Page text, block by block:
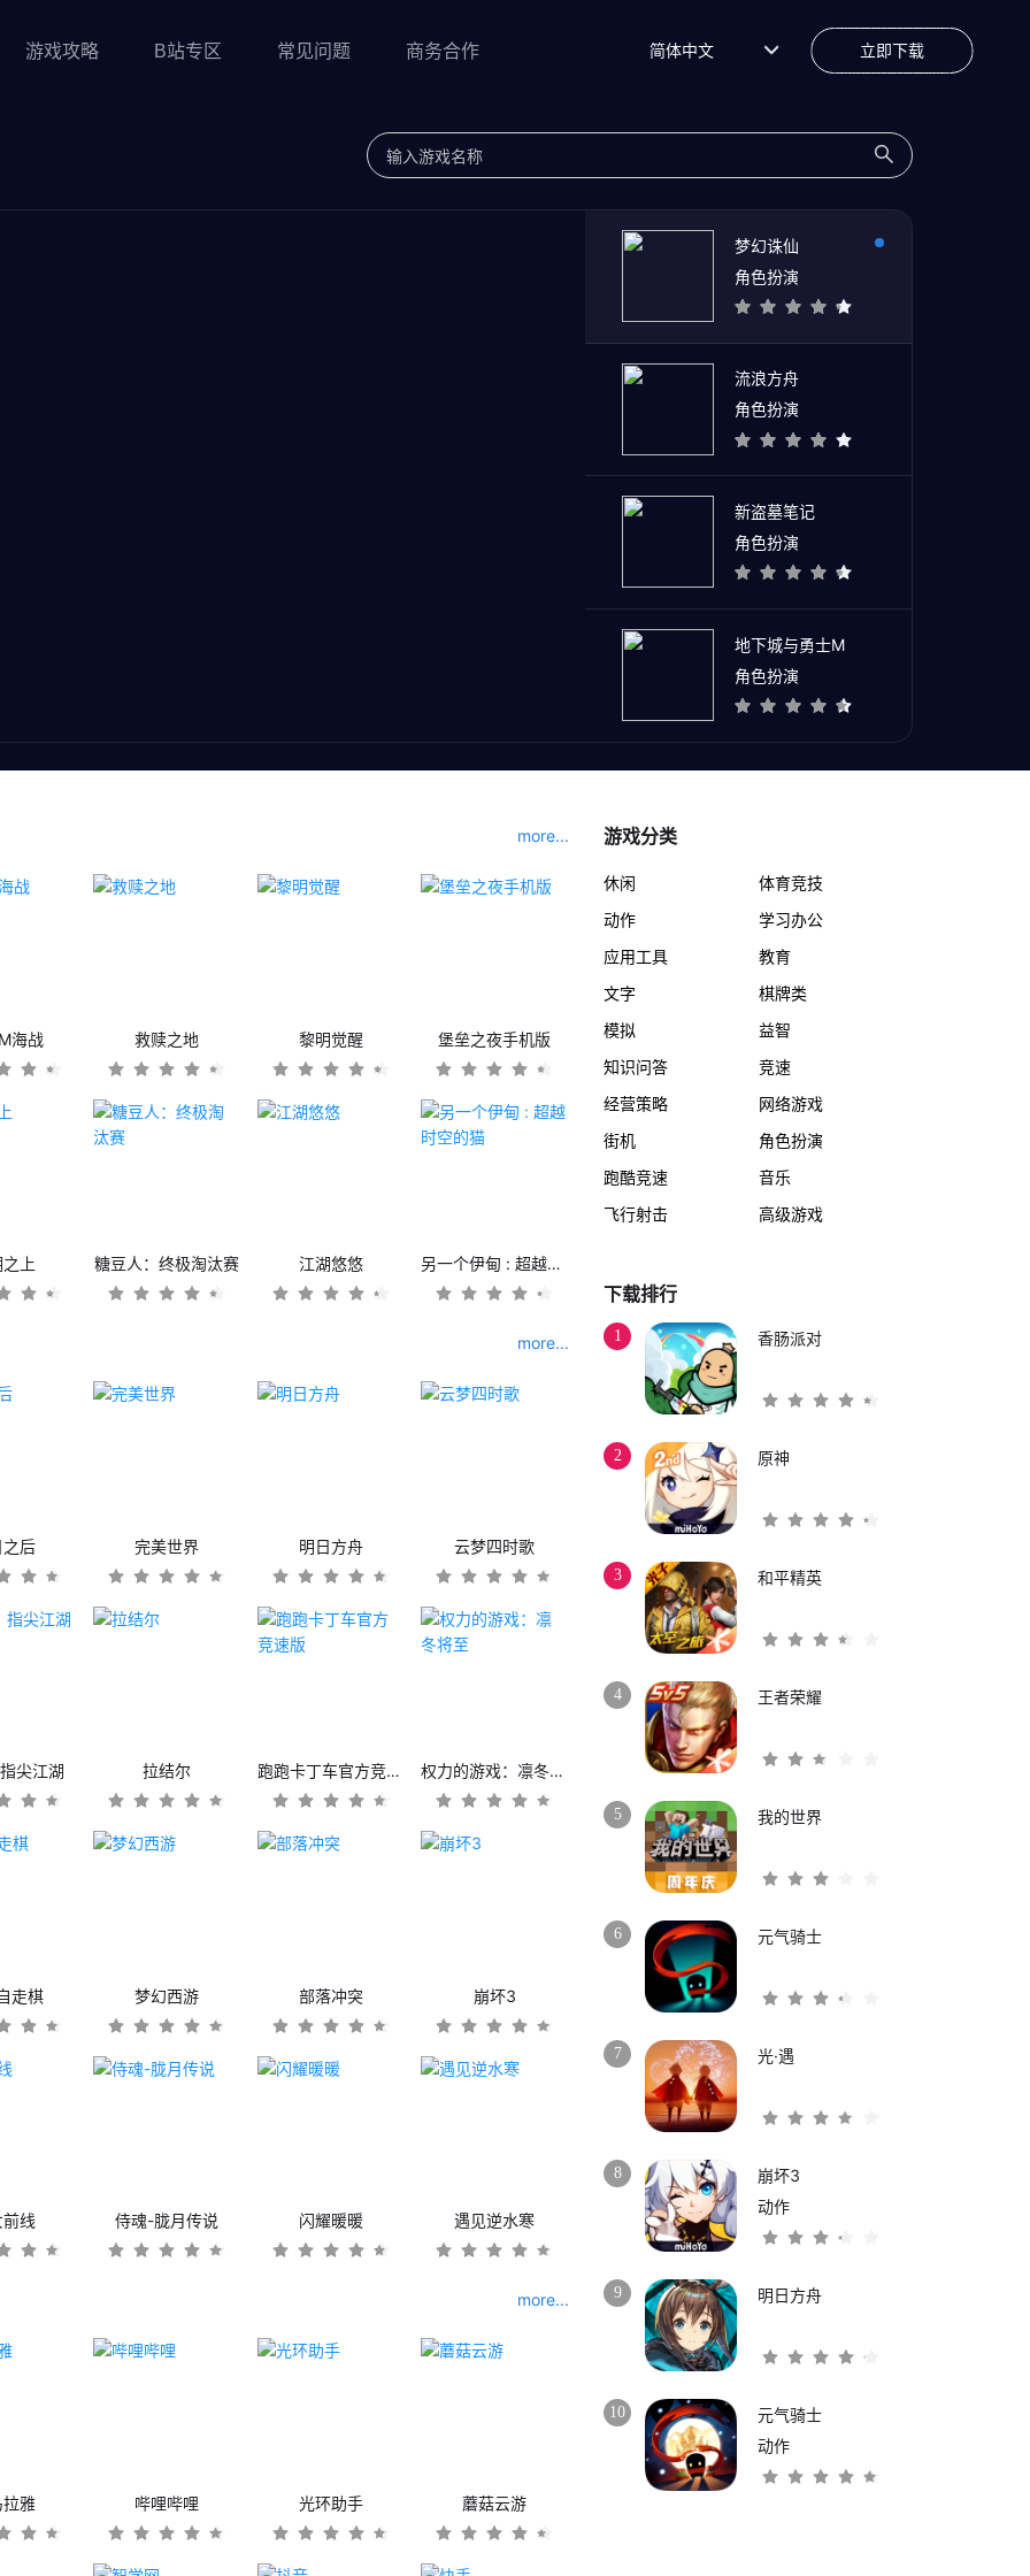
游戏攻略 B站专区 常见问题 商务合作 简体中文 立即下载
梦幻诛仙
角色扮演
流浪方舟
角色扮演
新盗墓笔记
角色扮演
地下城与勇士M
角色扮演
more...
海战 救赎之地 黎明觉醒 堡垒之夜手机版
上 糖豆人：终极淘汰赛 江湖悠悠 另一个伊甸 : 超越时空的猫
more...
后 完美世界 明日方舟 云梦四时歌
尖江湖 拉结尔 跑跑卡丁车官方竞速版 权力的游戏：凛冬将至
走棋 梦幻西游 部落冲突 崩坏3
线 侍魂-胧月传说 闪耀暖暖 遇见逆水寒
more...
雅 哔哩哔哩 光环助手 蘑菇云游
游戏分类
休闲
体育竞技
动作
学习办公
应用工具
教育
文字
棋牌类
模拟
益智
知识问答
竞速
经营策略
网络游戏
街机
角色扮演
跑酷竞速
音乐
飞行射击
高级游戏
下载排行
1 香肠派对
2 原神
3 和平精英
4 王者荣耀
5 我的世界
6 元气骑士
7 光·遇
8
崩坏3
动作
9 明日方舟
10
元气骑士
动作